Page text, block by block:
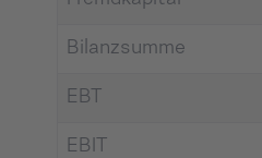
Bilanzsumme
EBT
EBIT